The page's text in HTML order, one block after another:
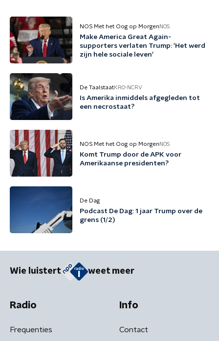
NOS Met het Oog op Morgen NOS
Make America Great Again-
supporters verlaten Trump: 'Het werd
zijn hele sociale leven'
De TaalstaatKRO-NCRV
Is Amerika inmiddels afgegleden tot
een necrostaat?
NOS Met het Oog op Morgen NOS
Komt Trump door de APK voor
Amerikaanse presidenten?
De Dag
Podcast De Dag: 1 jaar Trump over de
grens (1/2)
Wie luistert weet meer
Radio
Frequenties
Info
Contact